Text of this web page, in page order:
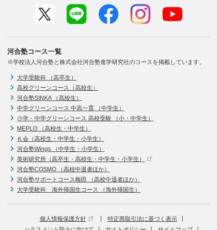
河合塾コース一覧
※学校法人河合塾と株式会社河合塾進学研究社のコースを掲載しています。
大学受験科 （高卒生）
高校グリーンコース（高校生）
河合塾SINKA （高校生）
中学グリーンコース 中高一貫 （中学生）
小学・中学グリーンコース 高校受験 （小・中学生）
MEPLO （高校生・中学生）
Ｋ会（高校生・中学生・小学生）
河合塾Wings （中学生・小学生）
美術研究所（高卒生・高校生・中学生・小学生）
河合塾COSMO （高校中退者ほか）
河合塾サポートコース梅田 （高校中退者ほか）
大学受験科 海外帰国生コース （海外帰国生）
個人情報保護方針
特定商取引法に基づく表示